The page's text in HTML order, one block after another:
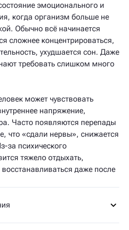
эмоционального и
когда организм больше не
Обычно всё начинается
сложнее концентрироваться,
ухудшается сон. Даже
требовать слишком много
может чувствовать
напряжение,
Часто появляются перепады
что «сдали нервы», снижается
за психического
тяжело отдыхать,
даже после